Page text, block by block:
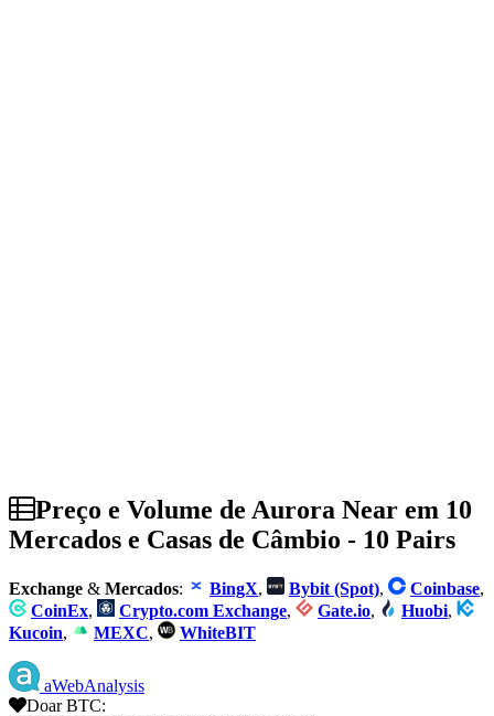
Preço e Volume de Aurora Near em 10
Mercados e Casas de Câmbio - 10 Pairs
Exchange & Mercados: BingX, Bybit (Spot), Coinbase,
CoinEx, Crypto.com Exchange, Gate.io, Huobi,
Kucoin, MEXC, WhiteBIT
aWebAnalysis
Doar BTC: